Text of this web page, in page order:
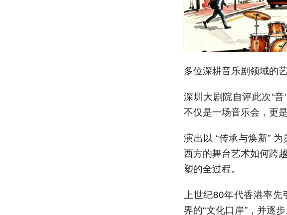
多位深耕音乐剧领域的
深圳大剧院自评此次“
不仅是一场音乐会，更
演出以 “传承与焕新”
西方的舞台艺术如何跨
塑的全过程。
上世纪80年代香港率
界的“文化口岸”，并逐